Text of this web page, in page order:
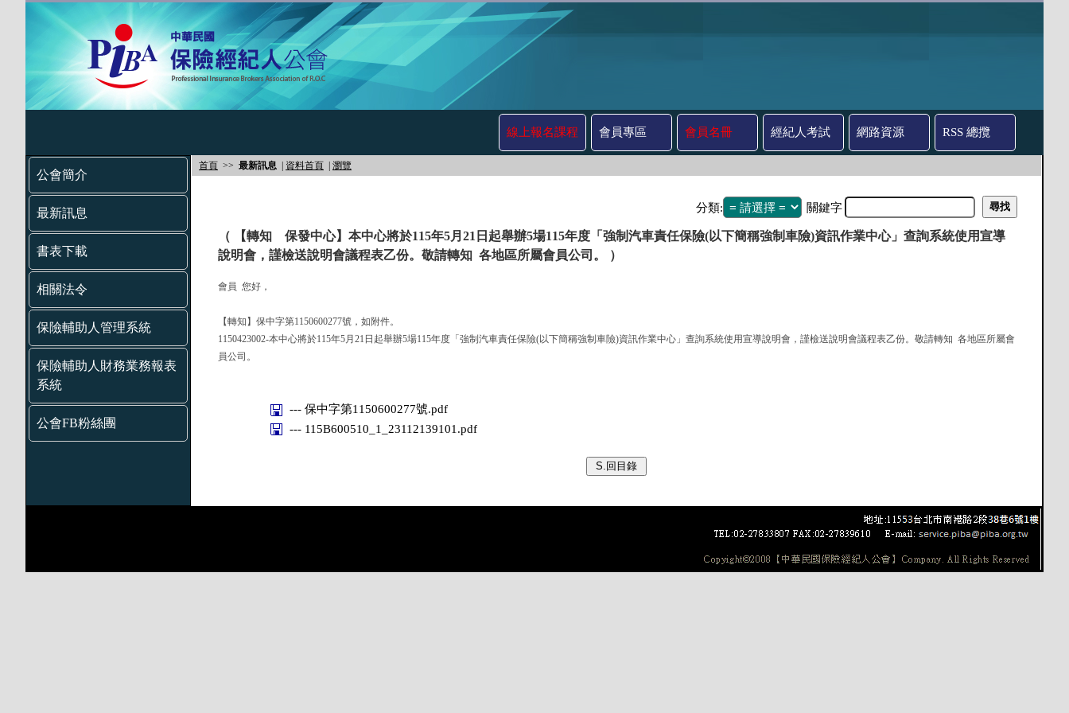
線上報名課程 會員專區 會員名冊 經紀人考試 網路資源 RSS 總攬
公會簡介
最新訊息
書表下載
相關法令
保險輔助人管理系統
保險輔助人財務業務報表
系統
公會FB粉絲團
首頁 >> 最新訊息 資料首頁 瀏覽
分類: 關鍵字
（ 【轉知 保發中心】本中心將於115年5月21日起舉辦5場115年度「強制汽車責任保險(以下簡稱強制車險)資訊作業中心」查詢系統使用宣導
說明會，謹檢送說明會議程表乙份。敬請轉知 各地區所屬會員公司。 ）
會員 您好，
【轉知】保中字第1150600277號，如附件。
1150423002-本中心將於115年5月21日起舉辦5場115年度「強制汽車責任保險(以下簡稱強制車險)資訊作業中心」查詢系統使用宣導說明會，謹檢送說明會議程表乙份。敬請轉知 各地區所屬會
員公司。
--- 保中字第1150600277號.pdf
--- 115B600510_1_23112139101.pdf